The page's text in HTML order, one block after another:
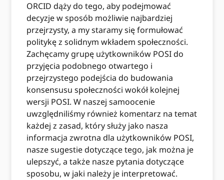
ORCID dąży do tego, aby podejmować
decyzje w sposób możliwie najbardziej
przejrzysty, a my staramy się formułować
politykę z solidnym wkładem społeczności.
Zachęcamy grupę użytkowników POSI do
przyjęcia podobnego otwartego i
przejrzystego podejścia do budowania
konsensusu społeczności wokół kolejnej
wersji POSI. W naszej samoocenie
uwzględniliśmy również komentarz na temat
każdej z zasad, który służy jako nasza
informacja zwrotna dla użytkowników POSI,
nasze sugestie dotyczące tego, jak można je
ulepszyć, a także nasze pytania dotyczące
sposobu, w jaki należy je interpretować.